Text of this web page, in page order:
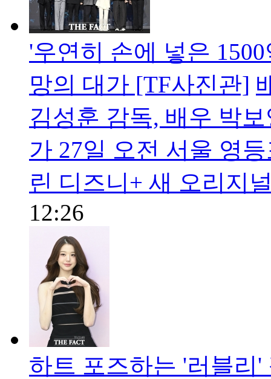
'우연히 손에 넣은
망의 대가 [TF사진관]
김성훈 감독, 배우 박
가 27일 오전 서울 영
린 디즈니+ 새 오리지
12:26
하트 포즈하는 '러블리